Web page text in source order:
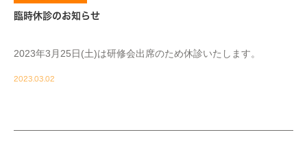
臨時休診のお知らせ
2023年3月25日(土)は研修会出席のため休診いたします。
2023.03.02